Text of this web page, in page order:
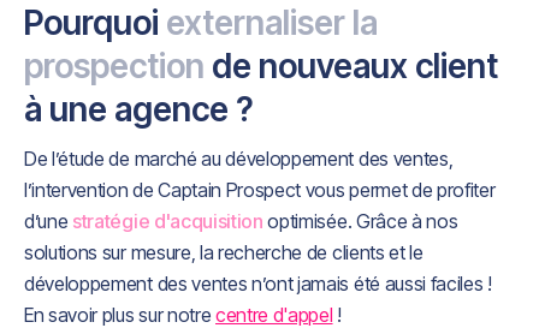
Pourquoi externaliser la
prospection de nouveaux client
à une agence ?
De l’étude de marché au développement des ventes,
l’intervention de Captain Prospect vous permet de profiter
d’une stratégie d'acquisition optimisée. Grâce à nos
solutions sur mesure, la recherche de clients et le
développement des ventes n’ont jamais été aussi faciles !
En savoir plus sur notre centre d'appel !